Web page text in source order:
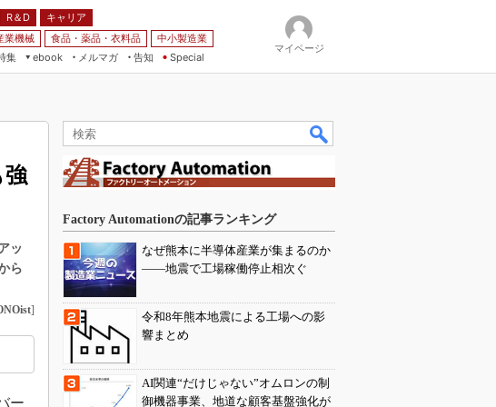
R＆D
キャリア
業機械 食品・薬品・衣料品
中小製造業
集
ebook
メルマガ
告知 Special
マイページ
強
ッ
ら
]
ー
Factory Automationの記事ランキング
なぜ熊本に半導体産業が集まるのか
――地震で工場稼働停止相次ぐ
令和8年熊本地震による工場への影
響まとめ
AI関連“だけじゃない”オムロンの制
御機器事業、地道な顧客基盤強化が